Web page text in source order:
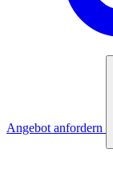
Angebot anfordern